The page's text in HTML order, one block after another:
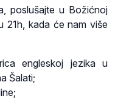
poslušajte u Božićnoj
21h, kada će nam više
engleskoj jezika u
Šalati;